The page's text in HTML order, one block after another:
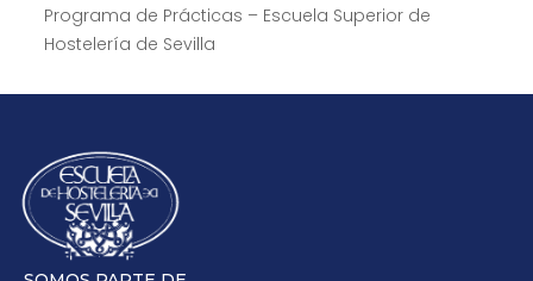
Programa de Prácticas – Escuela Superior de
Hostelería de Sevilla